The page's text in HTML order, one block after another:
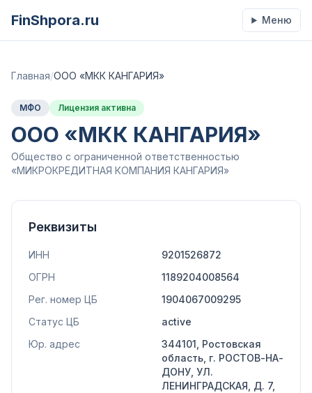
FinShpora.ru Меню
Главная/ООО «МКК КАНГАРИЯ»
МФО Лицензия активна
ООО «МКК КАНГАРИЯ»
Общество с ограниченной ответственностью
«МИКРОКРЕДИТНАЯ КОМПАНИЯ КАНГАРИЯ»
Реквизиты
ИНН
9201526872
ОГРН
1189204008564
Рег. номер ЦБ
1904067009295
Статус ЦБ
active
Юр. адрес
344101, Ростовская
область, г. РОСТОВ-НА-
ДОНУ, УЛ.
ЛЕНИНГРАДСКАЯ, Д. 7,